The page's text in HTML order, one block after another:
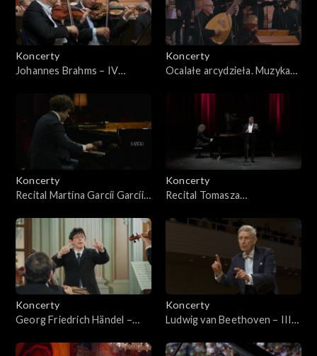
muzyka klasyczna
Koncerty
Johannes Brahms – IV
Koncerty
Ocalałe arcydzieła. Muzyka
Koncerty
Recital Martína Garcíi Garcíi
Krystyny Jamroz
Koncerty
Recital Tomasza
Wiedeńskiej
Koncerty
Georg Friedrich Händel –
348–350, Muzyka ogni
Koncerty
Ludwig van Beethoven – III
„Eroica”